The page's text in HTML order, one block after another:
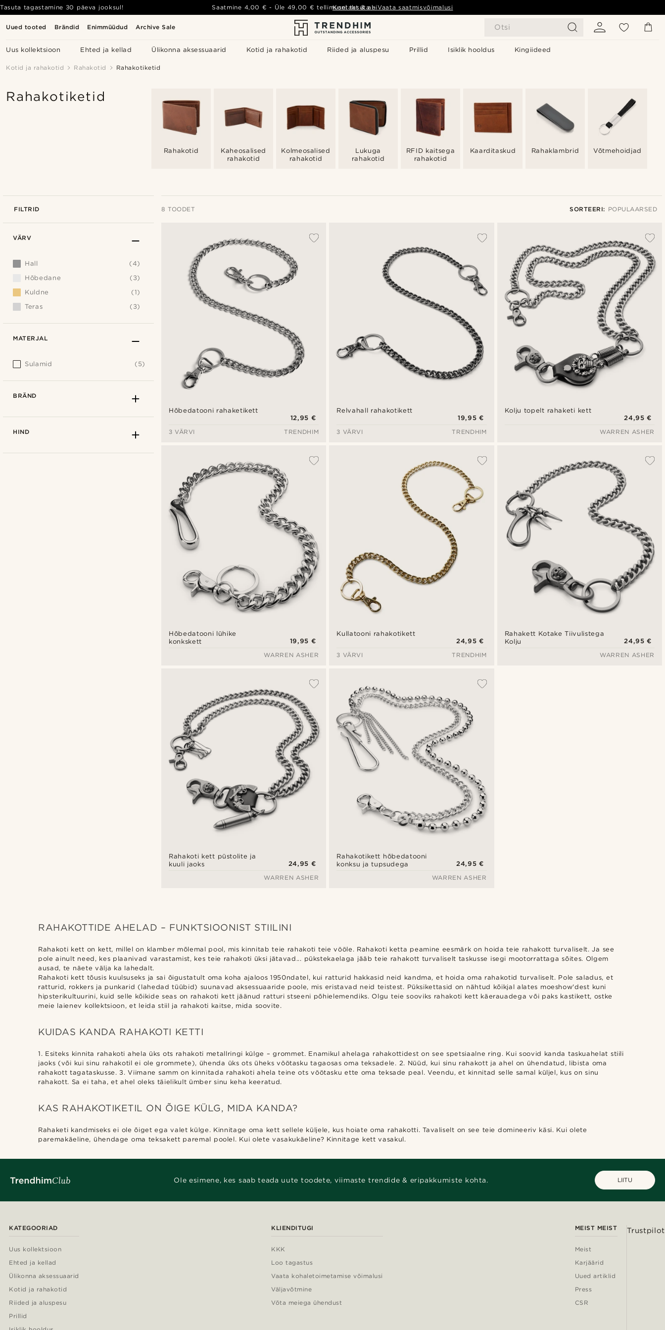
Uued tooted Brändid Enimmüüdud Archive Sale Otsi
Uus kollektsioon Ehted ja kellad Ülikonna aksessuaarid Kotid ja rahakotid Riided ja aluspesu Prillid Isiklik hooldus Kingiideed
Tasuta tagastamine 30 päeva jooksul! Saatmine 4,00 € - Üle 49,00 € tellimusel tasuta- Vaata saatmisvõimalusi
Kontakt & abi
Kotid ja rahakotid Rahakotid Rahakotiketid
Rahakotiketid
Rahakotid
Kaheosalised
rahakotid
Kolmeosalised
rahakotid
Lukuga
rahakotid
RFID kaitsega
rahakotid
Kaarditaskud Rahaklambrid Võtmehoidjad
FILTRID 8 TOODET SORTEERI: POPULAARSED
Uusim
Madala hind
Hõbedatooni rahaketikett
12,95 €
3 VÄRVI
TRENDHIM
Relvahall rahakotikett
19,95 €
3 VÄRVI
TRENDHIM
Kolju topelt rahaketi kett
24,95 €
WARREN ASHER
Hõbedatooni lühike
konkskett
19,95 €
WARREN ASHER
Kullatooni rahakotikett
24,95 €
3 VÄRVI
TRENDHIM
Rahakett Kotake Tiivulistega
Kolju
24,95 €
WARREN ASHER
Rahakoti kett püstolite ja
kuuli jaoks
24,95 €
WARREN ASHER
Rahakotikett hõbedatooni
konksu ja tupsudega
24,95 €
WARREN ASHER
VÄRV
Hall
(4)
Hõbedane
(3)
Kuldne
(1)
Teras
(3)
MATERJAL
Sulamid (5)
BRÄND
HIND
RAHAKOTTIDE AHELAD – FUNKTSIOONIST STIILINI
Rahakoti kett on kett, millel on klamber mõlemal pool, mis kinnitab teie rahakoti teie vööle. Rahakoti ketta peamine eesmärk on hoida teie rahakott turvaliselt. Ja see
pole ainult need, kes plaanivad varastamist, kes teie rahakoti üksi jätavad... pükstekaelaga jääb teie rahakott turvaliselt taskusse isegi mootorrattaga sõites. Olgem
ausad, te näete välja ka lahedalt.
Rahakoti kett tõusis kuulsuseks ja sai õigustatult oma koha ajaloos 1950ndatel, kui ratturid hakkasid neid kandma, et hoida oma rahakotid turvaliselt. Pole saladus, et
ratturid, rokkers ja punkarid (lahedad tüübid) suunavad aksessuaaride poole, mis eristavad neid teistest. Püksikettasid on nähtud kõikjal alates moeshow'dest kuni
hipsterikultuurini, kuid selle kõikide seas on rahakoti kett jäänud ratturi stseeni põhielemendiks. Olgu teie sooviks rahakoti kett käerauadega või paks kastikett, ostke
meie laienev kollektsioon, et leida stiil ja rahakoti kaitse, mida soovite.
KUIDAS KANDA RAHAKOTI KETTI
1. Esiteks kinnita rahakoti ahela üks ots rahakoti metallringi külge – grommet. Enamikul ahelaga rahakottidest on see spetsiaalne ring. Kui soovid kanda taskuahelat stiili
jaoks (või kui sinu rahakotil ei ole grommete), ühenda üks ots üheks vöötasku tagaosas oma teksadele. 2. Nüüd, kui sinu rahakott ja ahel on ühendatud, libista oma
rahakott tagataskusse. 3. Viimane samm on kinnitada rahakoti ahela teine ots vöötasku ette oma teksade peal. Veendu, et kinnitad selle samal küljel, kus on sinu
rahakott. Sa ei taha, et ahel oleks täielikult ümber sinu keha keeratud.
KAS RAHAKOTIKETIL ON ÕIGE KÜLG, MIDA KANDA?
Rahaketi kandmiseks ei ole õiget ega valet külge. Kinnitage oma kett sellele küljele, kus hoiate oma rahakotti. Tavaliselt on see teie domineeriv käsi. Kui olete
paremakäeline, ühendage oma teksakett paremal poolel. Kui olete vasakukäeline? Kinnitage kett vasakul.
Ole esimene, kes saab teada uute toodete, viimaste trendide & eripakkumiste kohta. LIITU
KATEGOORIAD
Uus kollektsioon
Ehted ja kellad
Ülikonna aksessuaarid
Kotid ja rahakotid
Riided ja aluspesu
Prillid
KLIENDITUGI
KKK
Loo tagastus
Vaata kohaletoimetamise võimalusi
Väljavõtmine
Võta meiega ühendust
MEIST MEIST
Meist
Karjäärid
Uued artiklid
Press
CSR
Trustpilot